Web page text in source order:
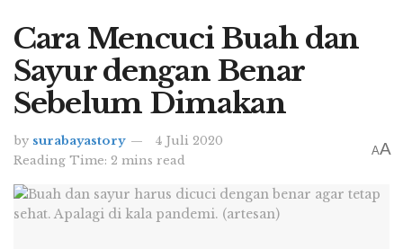
Cara Mencuci Buah dan
Sayur dengan Benar
Sebelum Dimakan
by surabayastory
4 Juli 2020
Reading Time: 2 mins read
AA